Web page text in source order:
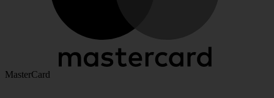
MasterCard